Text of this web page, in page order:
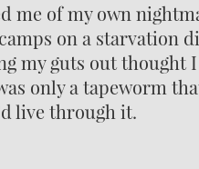
me of my own
on a starvation
my guts out thought
only a tapeworm
live through it.